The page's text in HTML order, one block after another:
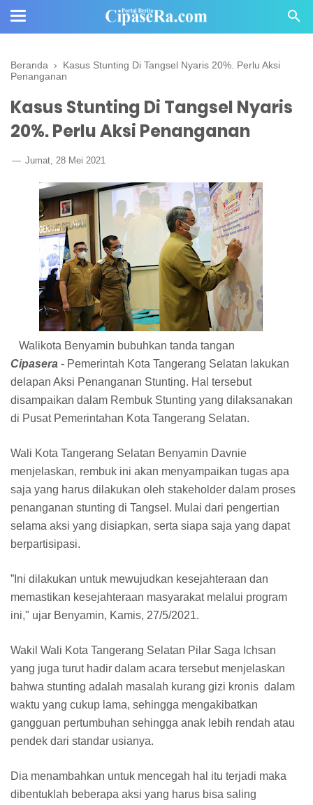
Beranda › Kasus Stunting Di Tangsel Nyaris 20%. Perlu Aksi
Penanganan
Kasus Stunting Di Tangsel Nyaris
20%. Perlu Aksi Penanganan
Jumat, 28 Mei 2021
Walikota Benyamin bubuhkan tanda tangan
Cipasera - Pemerintah Kota Tangerang Selatan lakukan
delapan Aksi Penanganan Stunting. Hal tersebut
disampaikan dalam Rembuk Stunting yang dilaksanakan
di Pusat Pemerintahan Kota Tangerang Selatan.
Wali Kota Tangerang Selatan Benyamin Davnie
menjelaskan, rembuk ini akan menyampaikan tugas apa
saja yang harus dilakukan oleh stakeholder dalam proses
penanganan stunting di Tangsel. Mulai dari pengertian
selama aksi yang disiapkan, serta siapa saja yang dapat
berpartisipasi.
”Ini dilakukan untuk mewujudkan kesejahteraan dan
memastikan kesejahteraan masyarakat melalui program
ini," ujar Benyamin, Kamis, 27/5/2021.
Wakil Wali Kota Tangerang Selatan Pilar Saga Ichsan
yang juga turut hadir dalam acara tersebut menjelaskan
bahwa stunting adalah masalah kurang gizi kronis dalam
waktu yang cukup lama, sehingga mengakibatkan
gangguan pertumbuhan sehingga anak lebih rendah atau
pendek dari standar usianya.
Dia menambahkan untuk mencegah hal itu terjadi maka
dibentuklah beberapa aksi yang harus bisa saling